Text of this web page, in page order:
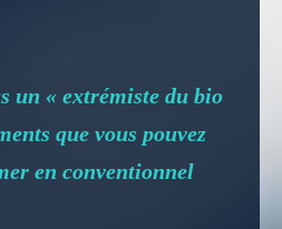
un « extrémiste du bio
que vous pouvez
en conventionnel